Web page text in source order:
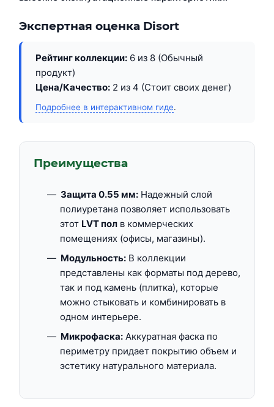
Экспертная оценка Disort
Рейтинг коллекции:6 из 8 (Обычный
продукт)
Цена/Качество:2 из 4 (Стоит своих денег)
Подробнее в интерактивном гиде.
Преимущества
Защита 0.55 мм: Надежный слой
полиуретана позволяет использовать
этот LVT пол в коммерческих
помещениях (офисы, магазины).
Модульность: В коллекции
представлены как форматы под дерево,
так и под камень (плитка), которые
можно стыковать и комбинировать в
одном интерьере.
Микрофаска: Аккуратная фаска по
периметру придает покрытию объем и
эстетику натурального материала.